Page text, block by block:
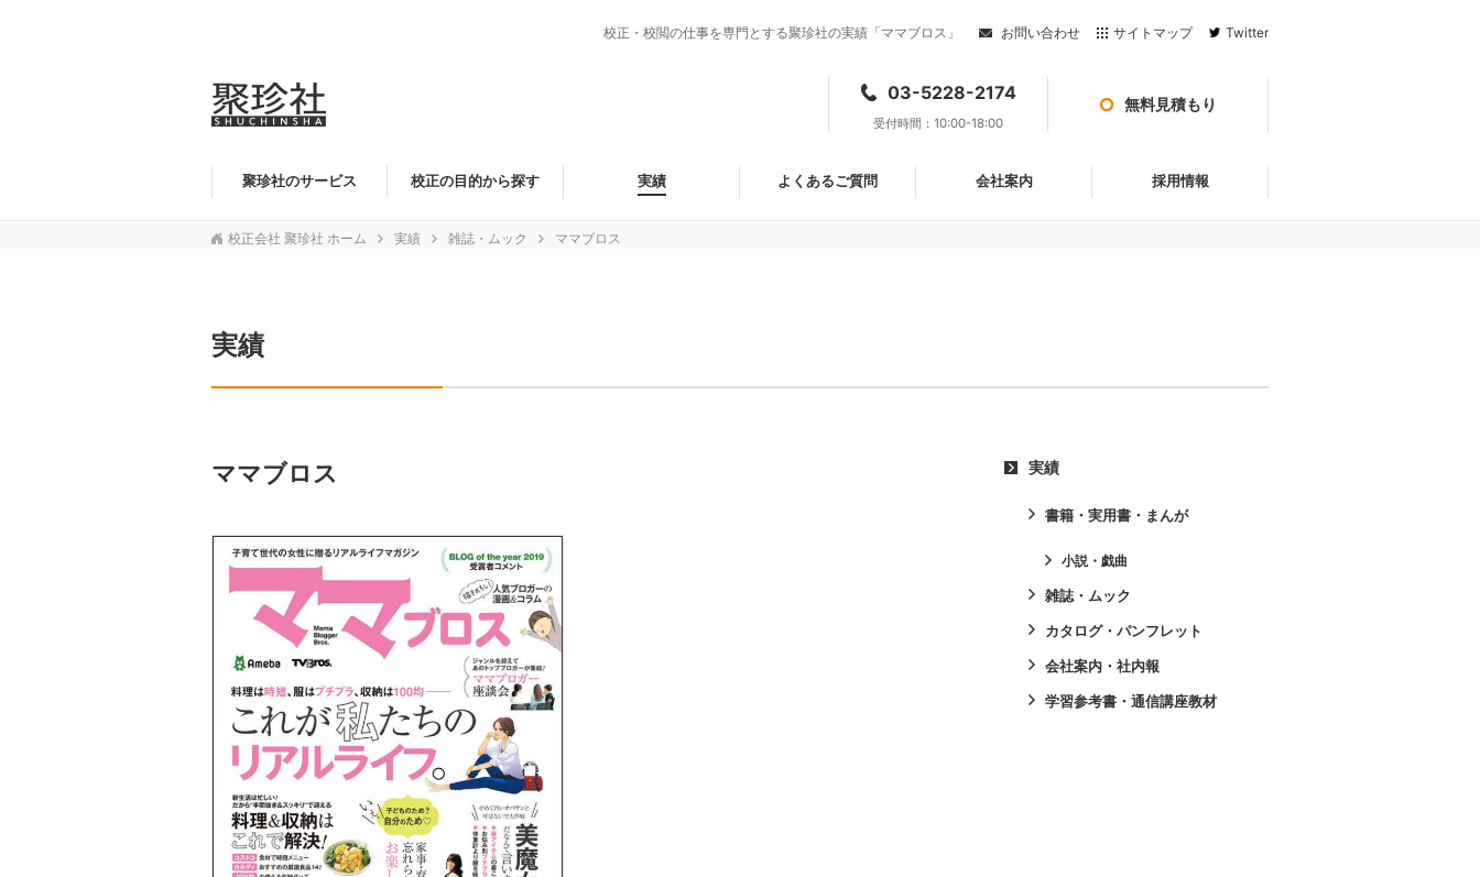
校正・校閲の仕事を専門とする聚珍社の実績「ママブロス」 お問い合わせ サイトマップ Twitter
03-5228-2174
受付時間：10:00-18:00
無料見積もり
聚珍社のサービス 校正の目的から探す 実績 よくあるご質問 会社案内 採用情報
校正会社 聚珍社 ホーム 実績 雑誌・ムック ママブロス
実績
ママブロス 実績
書籍・実用書・まんが
小説・戯曲
雑誌・ムック
カタログ・パンフレット
会社案内・社内報
学習参考書・通信講座教材